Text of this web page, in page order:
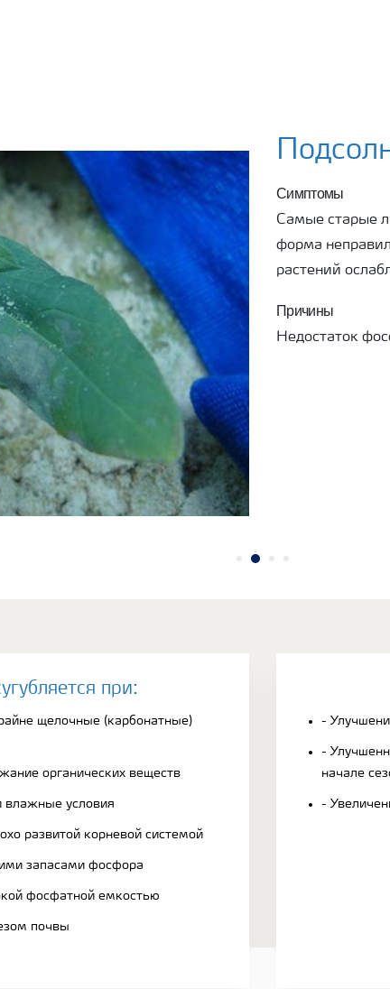
Симптомы
Самые старые
форма
растений
Причины
Недостаток
при:
щелочные (карбонатные)
органических веществ
влажные условия
развитой корневой системой
запасами фосфора
фосфатной емкостью
почвы
-
-
начале
-